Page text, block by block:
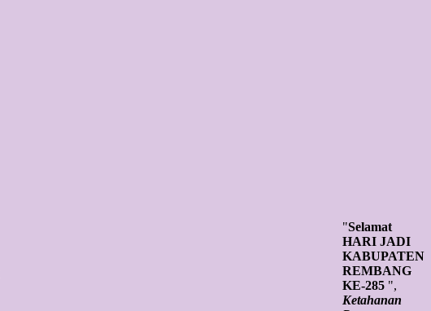
"Selamat
HARI JADI
KABUPATEN
REMBANG
KE-285 ",
Ketahanan